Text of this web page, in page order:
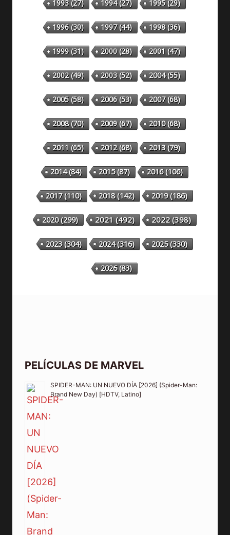
1993(27) 1994(27) 1995(29)
1996(30) 1997(44) 1998(36)
1999(31) 2000(28) 2001 (47)
2002(49) 2003(52) 2004(55)
2005(58) 2006(53) 2007(68)
2008(70) 2009(67) 2010(68)
2011 (65) 2012(68) 2013(79)
2014(84) 2015(87) 2016(106)
2017(110) 2018(142) 2019(186)
2020(299) 2021(492) 2022(398)
2023(304) 2024(316) 2025(330)
2026(83)
PELÍCULAS DE MARVEL
SPIDER-MAN: UN NUEVO DÍA [2026] (Spider-Man:
Brand New Day) [HDTV, Latino]